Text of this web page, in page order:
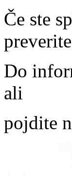
Če ste
Do
ali
pojdite